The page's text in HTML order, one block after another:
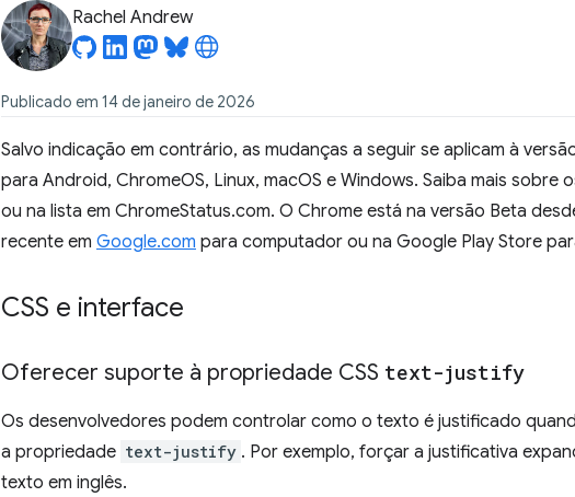
Rachel Andrew
Publicado em 14 de janeiro de 2026
Salvo indicação em contrário, as mudanças a seguir se aplicam à
para Android, ChromeOS, Linux, macOS e Windows. Saiba mais
ou na lista em ChromeStatus.com. O Chrome está na versão Beta
recente em Google.com para computador ou na Google Play Store
CSS e interface
Oferecer suporte à propriedade CSS text-justify
Os desenvolvedores podem controlar como o texto é justificado
a propriedade text-justify . Por exemplo, forçar a justificativa
texto em inglês.